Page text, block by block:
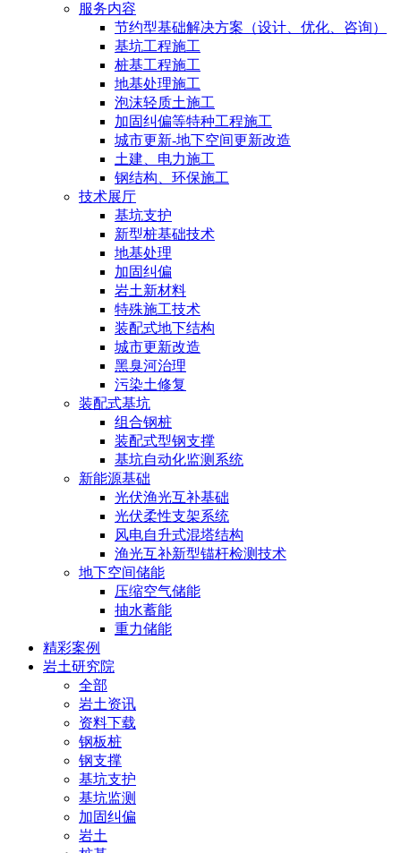
服务内容
节约型基础解决方案（设计、优化、咨询）
基坑工程施工
桩基工程施工
地基处理施工
泡沫轻质土施工
加固纠偏等特种工程施工
城市更新-地下空间更新改造
土建、电力施工
钢结构、环保施工
技术展厅
基坑支护
新型桩基础技术
地基处理
加固纠偏
岩土新材料
特殊施工技术
装配式地下结构
城市更新改造
黑臭河治理
污染土修复
装配式基坑
组合钢桩
装配式型钢支撑
基坑自动化监测系统
新能源基础
光伏渔光互补基础
光伏柔性支架系统
风电自升式混塔结构
渔光互补新型锚杆检测技术
地下空间储能
压缩空气储能
抽水蓄能
重力储能
精彩案例
岩土研究院
全部
岩土资讯
资料下载
钢板桩
钢支撑
基坑支护
基坑监测
加固纠偏
岩土